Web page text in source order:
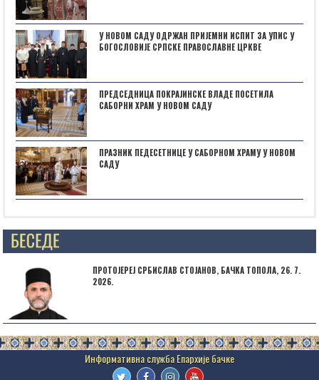
У НОВОМ САДУ ОДРЖАН ПРИЈЕМНИ ИСПИТ ЗА УПИС У
БОГОСЛОВИЈЕ СРПСКЕ ПРАВОСЛАВНЕ ЦРКВЕ
ПРЕДСЕДНИЦА ПОКРАЈИНСКЕ ВЛАДЕ ПОСЕТИЛА
САБОРНИ ХРАМ У НОВОМ САДУ
ПРАЗНИК ПЕДЕСЕТНИЦЕ У САБОРНОМ ХРАМУ У НОВОМ
САДУ
Posts not found
ПРОТОЈЕРЕЈ СРБИСЛАВ СТОЈАНОВ, БАЧКА ТОПОЛА, 26. 7.
2026.